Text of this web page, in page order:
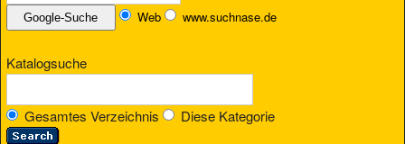
Web www.suchnase.de
Katalogsuche
Gesamtes Verzeichnis Diese Kategorie